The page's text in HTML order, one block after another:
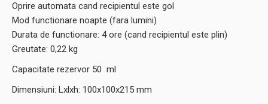
Oprire automata cand recipientul este gol
Mod functionare noapte (fara lumini)
Durata de functionare: 4 ore (cand recipientul este plin)
Greutate: 0,22 kg
Capacitate rezervor 50 ml
Dimensiuni: Lxlxh: 100x100x215 mm